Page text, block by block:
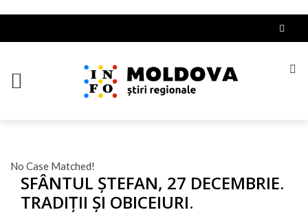
No Case Matched!
SFÂNTUL ȘTEFAN, 27 DECEMBRIE.
TRADIȚII ȘI OBICEIURI.